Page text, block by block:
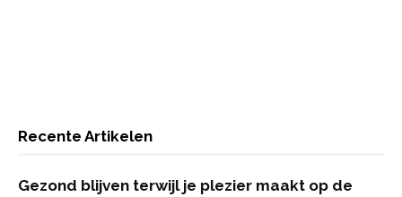
Recente Artikelen
Gezond blijven terwijl je plezier maakt op de